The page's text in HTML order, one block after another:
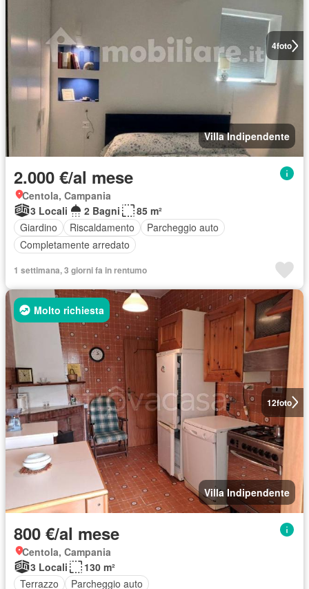
4foto
Villa Indipendente
2.000 €/al mese
Centola, Campania
3 Locali
2 Bagni
85 m²
Giardino
Riscaldamento
Parcheggio auto
Completamente arredato
1 settimana, 3 giorni fa in rentumo
12foto
Molto richiesta
Villa Indipendente
800 €/al mese
Centola, Campania
3 Locali
130 m²
Terrazzo
Parcheggio auto